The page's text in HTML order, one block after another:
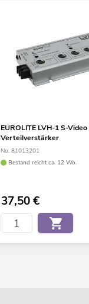
EUROLITE LVH-1 S-Video
Verteilverstärker
No. 81013201
Bestand reicht ca. 12 Wo.
37,50€